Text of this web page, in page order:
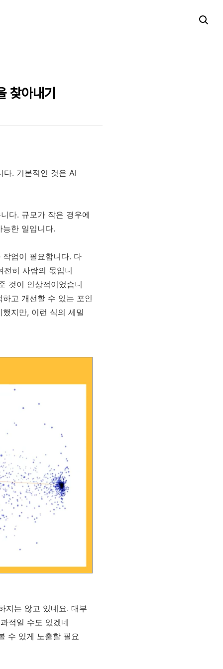
아내기
다. 기본적인 것은 AI
다. 규모가 작은 경우에
한 일입니다.
업이 필요합니다. 다
히 사람의 몫입니
것이 인상적이었습니
고 개선할 수 있는 포인
지만, 이런 식의 세밀
지는 않고 있네요. 대부
적일 수도 있겠네
수 있게 노출할 필요